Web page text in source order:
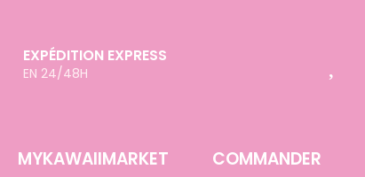
EXPÉDITION EXPRESS
EN 24/48H
MYKAWAIIMARKET COMMANDER